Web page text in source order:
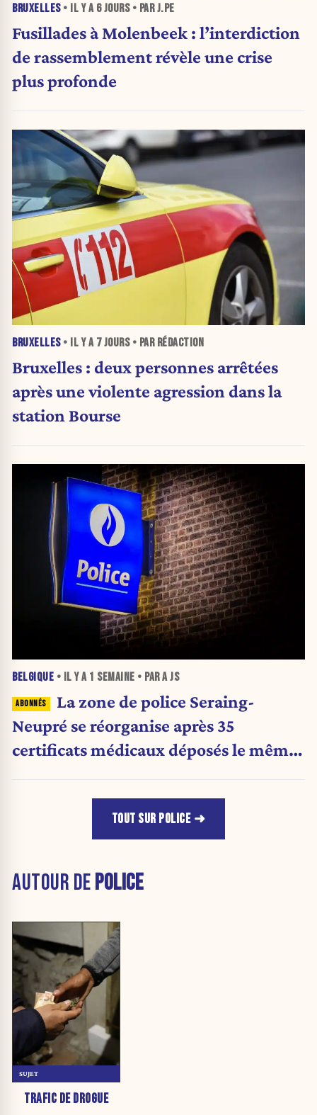
BRUXELLES• IL Y A 6 JOURS• PAR J.PE
Fusillades à Molenbeek : l’interdiction
de rassemblement révèle une crise
plus profonde
BRUXELLES• IL Y A 7 JOURS• PAR RÉDACTION
Bruxelles : deux personnes arrêtées
après une violente agression dans la
station Bourse
BELGIQUE • IL Y A 1 SEMAINE • PAR A JS
La zone de police Seraing-
Neupré se réorganise après 35
certificats médicaux déposés le même
TOUT SUR POLICE
AUTOUR DEPOLICE
TRAFIC DE DROGUE
SUJET